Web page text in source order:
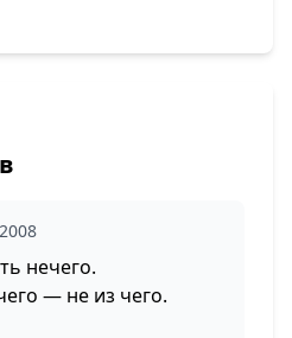
нечего.
— не из чего.